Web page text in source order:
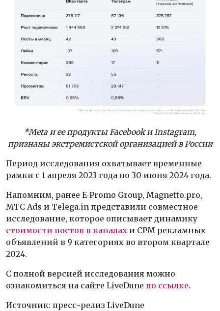
*Meta и ее продукты Facebook и Instagram,
признаны экстремистской организацией в России
Период исследования охватывает временные
рамки с 1 апреля 2023 года по 30 июня 2024 года.
Напомним, ранее E-Promo Group, Magnetto.pro,
МТС Ads и Telega.in представили совместное
исследование, которое описывает динамику
стоимости постов в каналах и CPM рекламных
объявлений в 9 категориях во втором квартале
2024.
С полной версией исследования можно
ознакомиться на сайте LiveDune по ссылке.
Источник: пресс-релиз LiveDune